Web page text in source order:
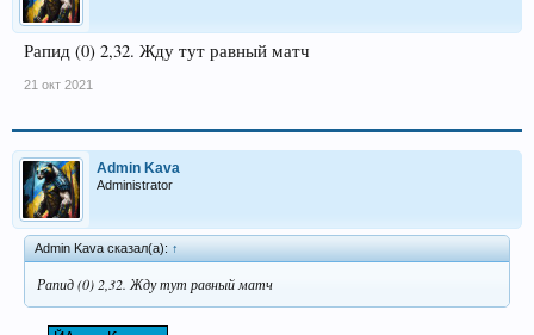
Рапид (0) 2,32. Жду тут равный матч
21 окт 2021
Admin Kava
Administrator
Admin Kava сказал(а): ↑
Рапид (0) 2,32. Жду тут равный матч